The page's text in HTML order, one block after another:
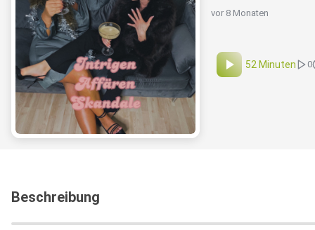
vor 8 Monaten
52 Minuten 0
Beschreibung